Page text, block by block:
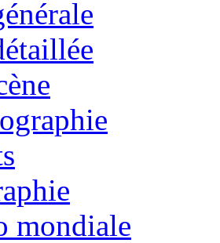
mondiale